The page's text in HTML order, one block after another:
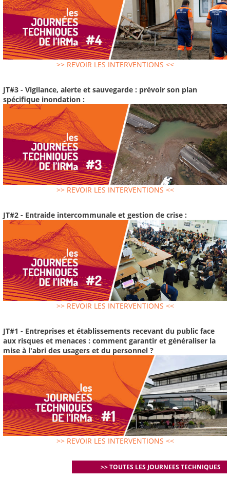
>> REVOIR LES INTERVENTIONS <<
JT#3 - Vigilance, alerte et sauvegarde : prévoir son plan
spécifique inondation :
>> REVOIR LES INTERVENTIONS <<
JT#2 - Entraide intercommunale et gestion de crise :
>> REVOIR LES INTERVENTIONS <<
JT#1 - Entreprises et établissements recevant du public face
aux risques et menaces : comment garantir et généraliser la
mise à l'abri des usagers et du personnel ?
>> REVOIR LES INTERVENTIONS <<
>> TOUTES LES JOURNEES TECHNIQUES